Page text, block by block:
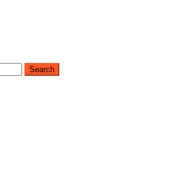
Search